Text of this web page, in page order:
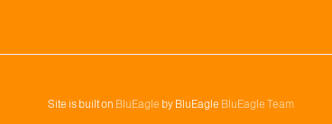
Site is built on BluEagle by BluEagle BluEagle Team